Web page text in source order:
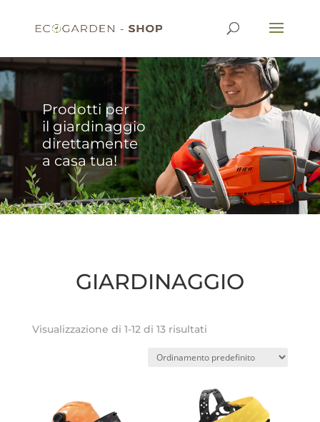
Prodotti per
il giardinaggio
direttamente
a casa tua!
GIARDINAGGIO
Visualizzazione di 1-12 di 13 risultati